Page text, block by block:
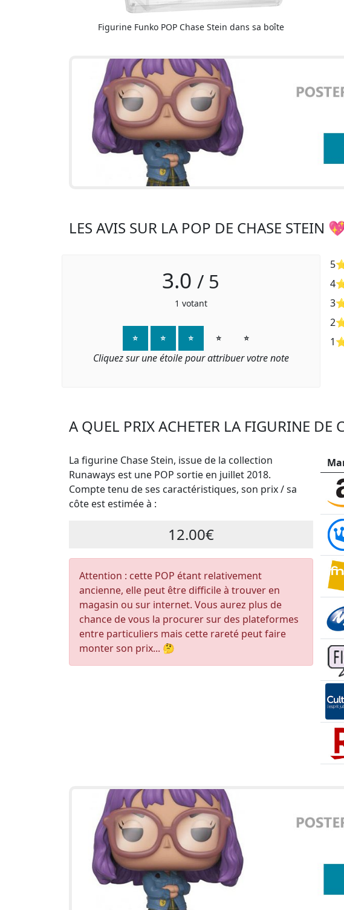
Figurine Funko POP Chase Stein dans sa boîte
LES AVIS SUR LA POP DE CHASE STEIN
3.0 / 5
1 votant
⭐ ⭐ ⭐ ⭐ ⭐
Cliquez sur une étoile pour attribuer votre note
A QUEL PRIX ACHETER LA FIGURINE DE
La figurine Chase Stein, issue de la collection
Runaways est une POP sortie en juillet 2018.
Compte tenu de ses caractéristiques, son prix / sa
côte est estimée à :
12.00€
Attention : cette POP étant relativement
ancienne, elle peut être difficile à trouver en
magasin ou sur internet. Vous aurez plus de
chance de vous la procurer sur des plateformes
entre particuliers mais cette rareté peut faire
monter son prix... 🤔